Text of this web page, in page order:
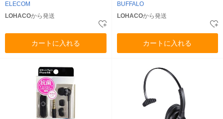
ELECOM
LOHACOから発送
カートに入れる
BUFFALO
LOHACOから発送
カートに入れる